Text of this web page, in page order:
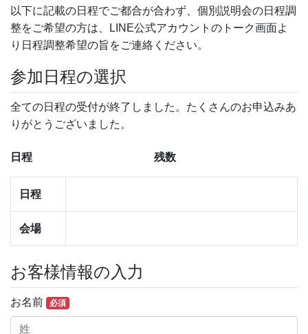
以下に記載の日程でご都合が合わず、個別説明会の日程調
整をご希望の方は、LINE公式アカウントのトーク画面よ
り日程調整希望の旨をご連絡ください。
参加日程の選択
全ての日程の受付が終了しました。たくさんのお申込みあ
りがとうございました。
日程 残数
日程
会場
お客様情報の入力
お名前 必須